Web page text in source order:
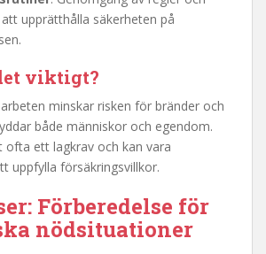
upprätthålla säkerheten på
viktigt?
minskar risken för bränder och
både människor och egendom.
ofta ett lagkrav och kan vara
uppfylla försäkringsvillkor.
Förberedelse för
nödsituationer